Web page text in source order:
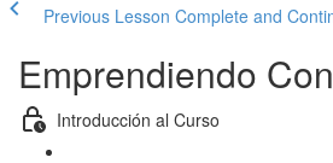
Previous Lesson Complete and
Emprendiendo
Introducción al Curso